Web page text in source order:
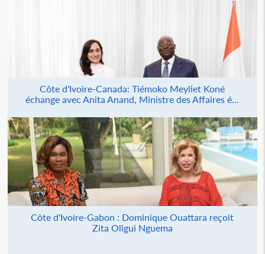
Côte d'Ivoire-Canada: Tiémoko Meyliet Koné
échange avec Anita Anand, Ministre des Affaires é...
Côte d'Ivoire-Gabon : Dominique Ouattara reçoit
Zita Oligui Nguema